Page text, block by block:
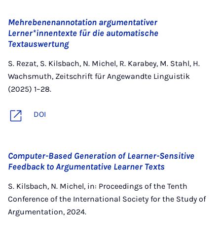
Mehrebenenannotation argumentativer
Lerner*innentexte für die automatische
Textauswertung
S. Rezat, S. Kilsbach, N. Michel, R. Karabey, M. Stahl, H.
Wachsmuth, Zeitschrift für Angewandte Linguistik
(2025) 1–28.
DOI
Computer-Based Generation of Learner-Sensitive
Feedback to Argumentative Learner Texts
S. Kilsbach, N. Michel, in: Proceedings of the Tenth
Conference of the International Society for the Study of
Argumentation, 2024.